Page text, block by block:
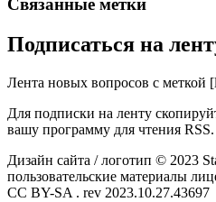
Связанные метки
Подписаться на
Лента новых вопросов с меткой
Для подписки на ленту
вашу программу для чтения RSS.
Дизайн сайта / логотип © 2023
пользовательские материалы
CC BY-SA . rev 2023.10.27.43697